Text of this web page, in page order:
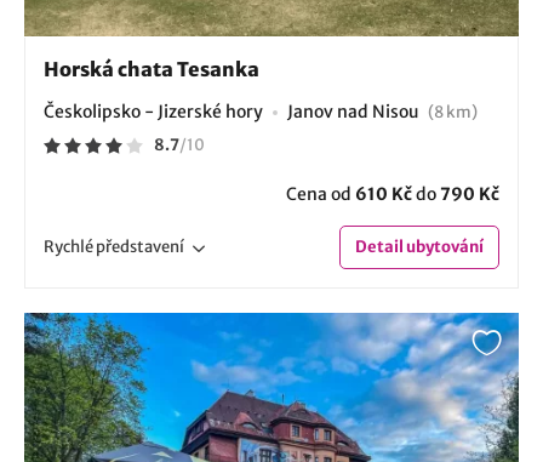
Horská chata Tesanka
Českolipsko - Jizerské hory Janov nad Nisou (8 km)
8.7/10
Cena od 610 Kčdo790 Kč
Rychlépředstavení Detailubytování